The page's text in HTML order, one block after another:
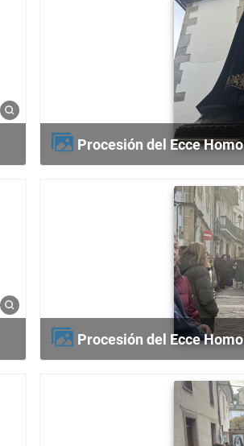
Procesión del Ecce Homo
Procesión del Ecce Homo